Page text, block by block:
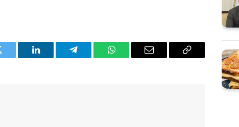
LinkedIn Telegram WhatsAppEmail
Copy